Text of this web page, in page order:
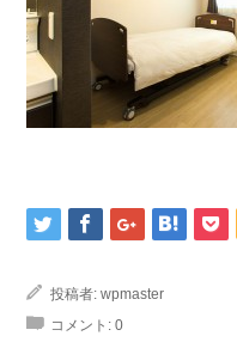
投稿者: wpmaster
コメント: 0